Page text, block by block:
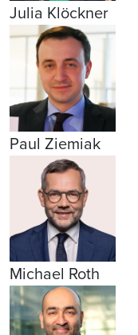
Julia Klöckner
Paul Ziemiak
Michael Roth